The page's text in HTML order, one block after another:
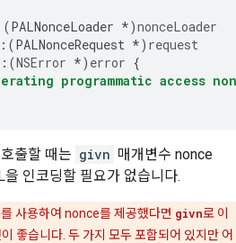
(PALNonceLoader *)nonceLoader
:(PALNonceRequest *) request
:(NSError *) error {
programmatic access
출할 때는 givn 매개변수 nonce
인코딩할 필요가 없습니다.
사용하여 nonce를 제공했다면 givn로 이
좋습니다. 두 가지 모두 포함되어 있지만 어